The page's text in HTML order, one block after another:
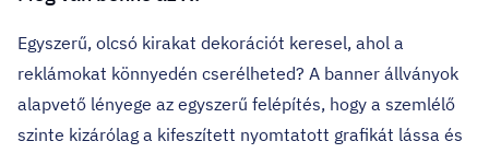
Egyszerű, olcsó kirakat dekorációt keresel, ahol a
reklámokat könnyedén cserélheted? A banner állványok
alapvető lényege az egyszerű felépítés, hogy a szemlélő
szinte kizárólag a kifeszített nyomtatott grafikát lássa és